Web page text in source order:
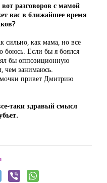
разговоров с мамой
вас в ближайшее время
как мама, но все
боюсь. Если бы я боялся
бы оппозиционную
чем занимаюсь.
привет Дмитрию
таки здравый смысл